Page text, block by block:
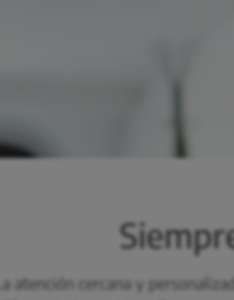
La atención cercana y